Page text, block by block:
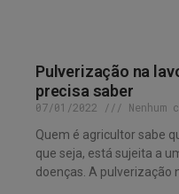
Pulverização na
precisa saber
07/01/2022
Nenhum
Quem é agricultor sabe
que seja, está sujeita a
doenças. A pulverização